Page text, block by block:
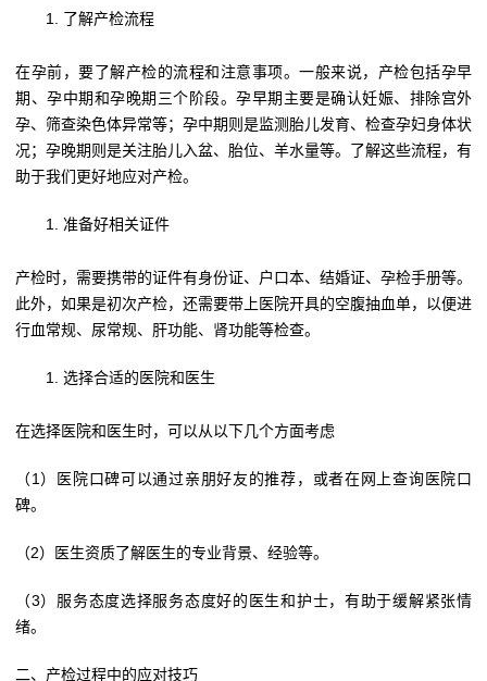
了解产检流程
在孕前，要了解产检的流程和注意事项。一般来说，产检包括孕早
期、孕中期和孕晚期三个阶段。孕早期主要是确认妊娠、排除宫外
孕、筛查染色体异常等；孕中期则是监测胎儿发育、检查孕妇身体状
况；孕晚期则是关注胎儿入盆、胎位、羊水量等。了解这些流程，有
助于我们更好地应对产检。
准备好相关证件
产检时，需要携带的证件有身份证、户口本、结婚证、孕检手册等。
此外，如果是初次产检，还需要带上医院开具的空腹抽血单，以便进
行血常规、尿常规、肝功能、肾功能等检查。
选择合适的医院和医生
在选择医院和医生时，可以从以下几个方面考虑
（1）医院口碑可以通过亲朋好友的推荐，或者在网上查询医院口
碑。
（2）医生资质了解医生的专业背景、经验等。
（3）服务态度选择服务态度好的医生和护士，有助于缓解紧张情
绪。
二、产检过程中的应对技巧